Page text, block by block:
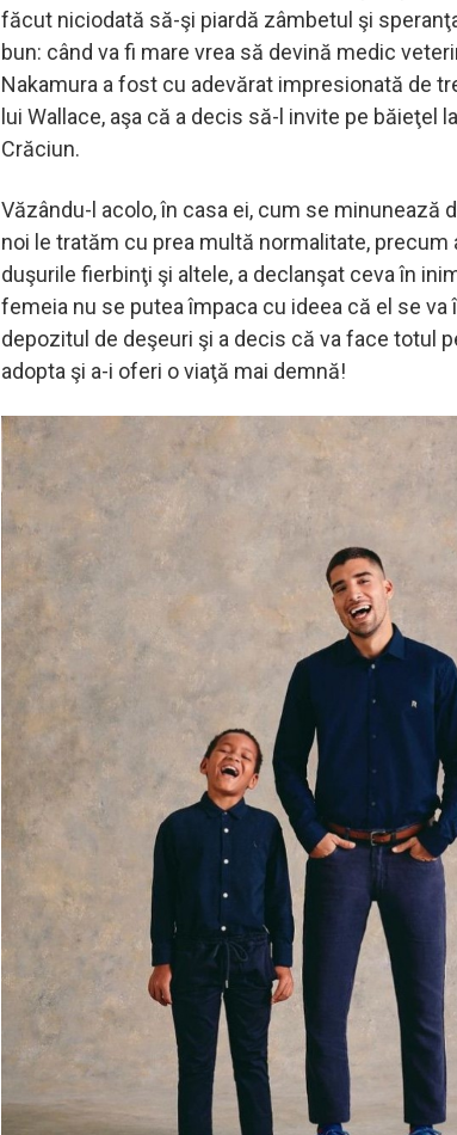
făcut niciodată să-şi piardă zâmbetul şi
bun: când va fi mare vrea să devină medic
Nakamura a fost cu adevărat impresionată de
lui Wallace, aşa că a decis să-l invite pe băieţel
Crăciun.
Văzându-l acolo, în casa ei, cum se minunează
noi le tratăm cu prea multă normalitate, precum
duşurile fierbinţi şi altele, a declanşat ceva în
femeia nu se putea împaca cu ideea că el se va
depozitul de deşeuri şi a decis că va face totul
adopta şi a-i oferi o viaţă mai demnă!